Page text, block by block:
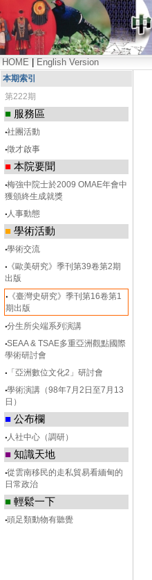
HOME English Version
本期索引
第222期
■ 服務區
‧社團活動
‧徵才啟事
■ 本院要聞
‧梅強中院士於2009 OMAE年會中
獲頒終生成就獎
‧人事動態
■ 學術活動
‧學術交流
‧ 《歐美研究》季刊第39卷第2期
出版
‧ 《臺灣史研究》季刊第16卷第1
期出版
‧分生所尖端系列演講
‧SEAA & TSAE多重亞洲觀點國際
學術研討會
‧ 「亞洲數位文化2」研討會
‧學術演講（98年7月2日至7月13
日）
■ 公布欄
‧人社中心（調研）
■ 知識天地
‧從雲南移民的走私貿易看緬甸的
日常政治
■ 輕鬆一下
‧頭足類動物有聽覺